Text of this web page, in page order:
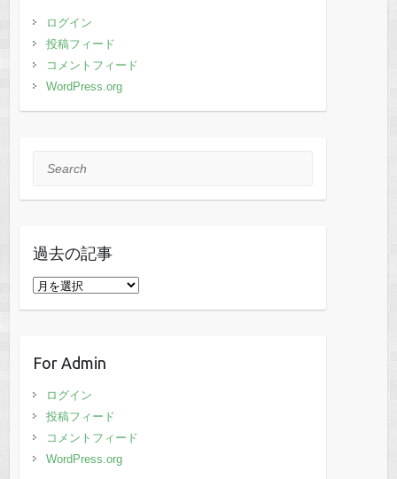
ログイン
投稿フィード
コメントフィード
WordPress.org
Search
過去の記事
過
事
For Admin
ログイン
投稿フィード
コメントフィード
WordPress.org